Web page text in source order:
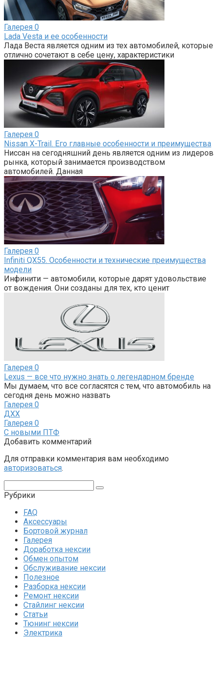
Галерея 0
Lada Vesta и ее особенности
Лада Веста является одним из тех автомобилей, которые
отлично сочетают в себе цену, характеристики
Галерея 0
Nissan X-Trail. Его главные особенности и преимущества
Ниссан на сегодняшний день является одним из лидеров
рынка, который занимается производством
автомобилей. Данная
Галерея 0
Infiniti QX55. Особенности и технические преимущества
модели
Инфинити — автомобили, которые дарят удовольствие
от вождения. Они созданы для тех, кто ценит
Галерея 0
Lexus — все что нужно знать о легендарном бренде
Мы думаем, что все согласятся с тем, что автомобиль на
сегодня день можно назвать
Галерея 0
ДХХ
Галерея 0
С новыми ПТФ
Добавить комментарий
Для отправки комментария вам необходимо
авторизоваться.
Рубрики
FAQ
Аксессуары
Бортовой журнал
Галерея
Доработка нексии
Обмен опытом
Обслуживание нексии
Полезное
Разборка нексии
Ремонт нексии
Стайлинг нексии
Статьи
Тюнинг нексии
Электрика